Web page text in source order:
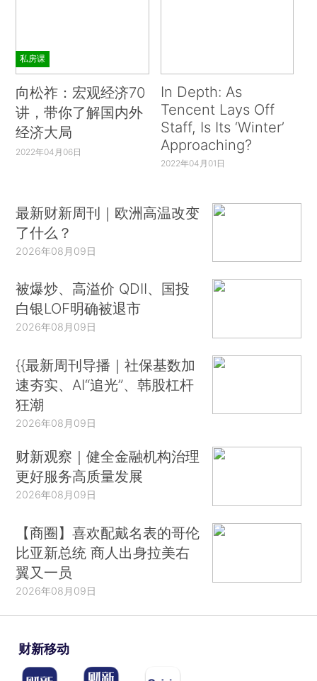
私房课
向松祚：宏观经济70
讲，带你了解国内外
经济大局
2022年04月06日
In Depth: As
Tencent Lays Off
Staff, Is Its ‘Winter’
Approaching?
2022年04月01日
最新财新周刊｜欧洲高温改变
了什么？
2026年08月09日
被爆炒、高溢价 QDII、国投
白银LOF明确被退市
2026年08月09日
{{最新周刊导播｜社保基数加
速夯实、AI“追光”、韩股杠杆
狂潮
2026年08月09日
财新观察｜健全金融机构治理
更好服务高质量发展
2026年08月09日
【商圈】喜欢配戴名表的哥伦
比亚新总统 商人出身拉美右
翼又一员
2026年08月09日
财新移动